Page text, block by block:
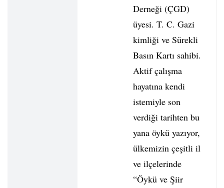
Derneği (ÇGD)
üyesi. T. C. Gazi
kimliği ve Sürekli
Basın Kartı sahibi.
Aktif çalışma
hayatına kendi
istemiyle son
verdiği tarihten bu
yana öykü yazıyor,
ülkemizin çeşitli il
ve ilçelerinde
“Öykü ve Şiir